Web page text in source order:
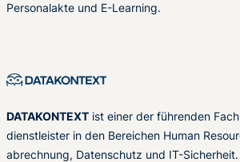
Personalakte und E-Learning.
DATAKONTEXT ist einer der führenden
dienstleister in den Bereichen Human
abrechnung, Datenschutz und IT-